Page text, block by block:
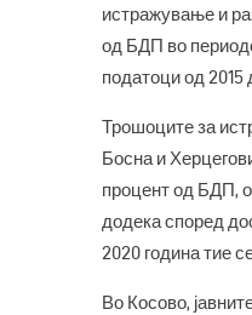
истражување и
од БДП во
податоци од 2015
Трошоците за
Босна и
процент од БДП,
додека според
2020 година тие
Во Косово,